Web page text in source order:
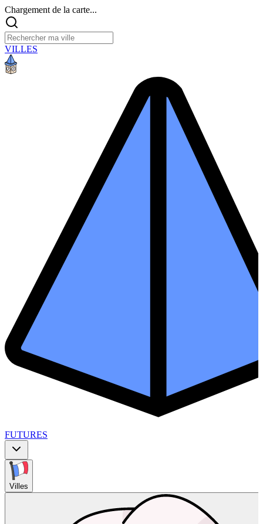
Chargement de la carte...
VILLES
FUTURES
Villes